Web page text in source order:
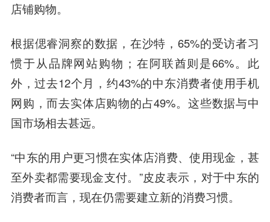
店铺购物。
根据偲睿洞察的数据，在沙特，65%的受访者习
惯于从品牌网站购物；在阿联酋则是66%。此
外，过去12个月，约43%的中东消费者使用手机
网购，而去实体店购物的占49%。这些数据与中
国市场相去甚远。
“中东的用户更习惯在实体店消费、使用现金，甚
至外卖都需要现金支付。”皮皮表示，对于中东的
消费者而言，现在仍需要建立新的消费习惯。